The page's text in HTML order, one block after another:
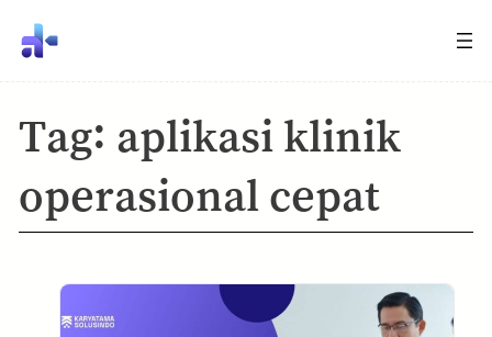
Tag: aplikasi klinik
operasional cepat